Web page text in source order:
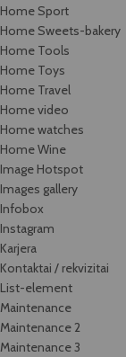
Home Sport
Home Sweets-bakery
Home Tools
Home Toys
Home Travel
Home video
Home watches
Home Wine
Image Hotspot
Images gallery
Infobox
Instagram
Karjera
Kontaktai / rekvizitai
List-element
Maintenance
Maintenance 2
Maintenance 3